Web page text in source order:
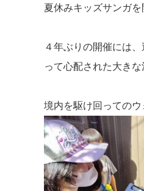
夏休みキッズサンガを
４年ぶりの開催には
って心配された大き
境内を駆け回っての